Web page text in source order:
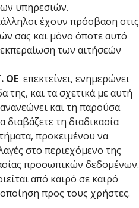
υπηρεσιών.
έχουν πρόσβαση στις
σας και μόνο όποτε αυτό
των αιτήσεών
ΟΕ επεκτείνει, ενημερώνει
της, και τα σχετικά με αυτή
και τη παρούσα
διαβάζετε τη διαδικασία
προκειμένου να
στο περιεχόμενο της
προσωπικών δεδομένων.
από καιρό σε καιρό
προς τους χρήστες.